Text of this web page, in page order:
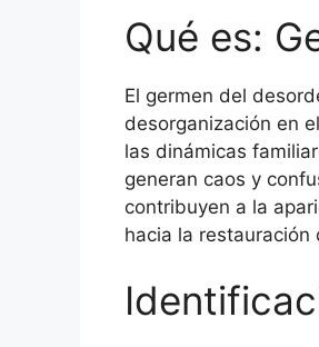
Qué es:
El germen del
desorganización en
las dinámicas
generan caos y
contribuyen a la
hacia la restauración